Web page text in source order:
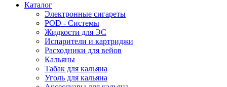
Каталог
Электронные сигареты
POD - Системы
Жидкости для ЭС
Испарители и картриджи
Расходники для вейов
Кальяны
Табак для кальяна
Уголь для кальяна